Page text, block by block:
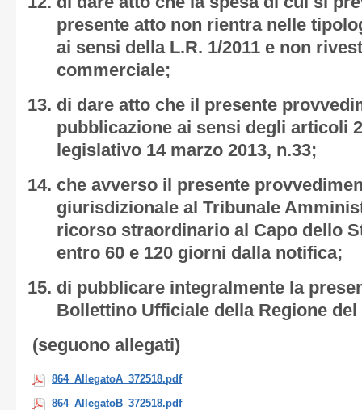
presente atto non rientra nelle
ai sensi della L.R. 1/2011 e non
commerciale;
di dare atto che il presente
pubblicazione ai sensi degli articoli
legislativo 14 marzo 2013, n.33;
che avverso il presente
giurisdizionale al Tribunale
ricorso straordinario al Capo dello
entro 60 e 120 giorni dalla notifica;
di pubblicare integralmente la
Bollettino Ufficiale della Regione del
(seguono allegati)
864_AllegatoA_372518.pdf
864_AllegatoB_372518.pdf